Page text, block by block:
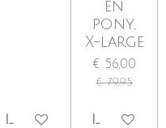
IN WINKELWAGEN
en
pony,
X-large
€ 56,00
€ 79,95
IN